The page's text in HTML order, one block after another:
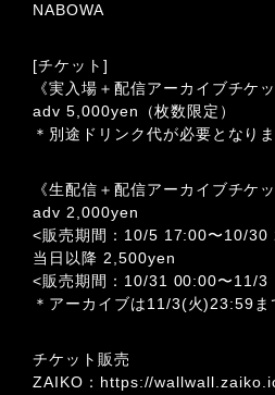
NABOWA
[チケット]
《実入場＋配信アーカイブチケッ
adv 5,000yen（枚数限定）
＊別途ドリンク代が必要となり
《生配信＋配信アーカイブチケッ
adv 2,000yen
<販売期間：10/5 17:00〜10/30
当日以降 2,500yen
<販売期間：10/31 00:00〜11/3
＊アーカイブは11/3(火)23:59ま
チケット販売
ZAIKO： https://